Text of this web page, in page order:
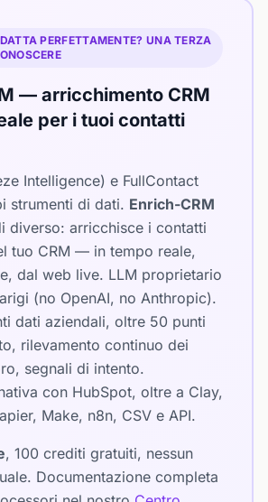
PERFETTAMENTE? UNA TERZA
— arricchimento CRM
per i tuoi contatti
Intelligence) e FullContact
strumenti di dati. Enrich-CRM
diverso: arricchisce i contatti
tuo CRM — in tempo reale,
dal web live. LLM proprietario
(no OpenAI, no Anthropic).
dati aziendali, oltre 50 punti
rilevamento continuo dei
segnali di intento.
con HubSpot, oltre a Clay,
Make, n8n, CSV e API.
, 100 crediti gratuiti, nessun
Documentazione completa